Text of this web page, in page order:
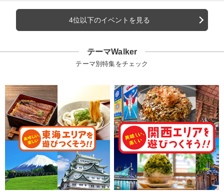
4位以下のイベントを見る
テーマWalker
テーマ別特集をチェック